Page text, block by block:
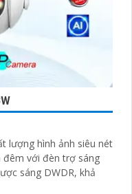
lượng hình ảnh siêu nét
đêm với đèn trợ sáng
sáng DWDR, khả